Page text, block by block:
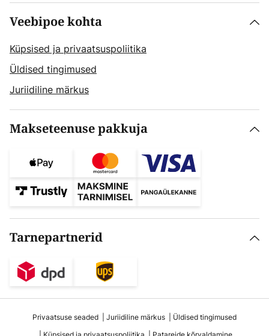
Veebipoe kohta
Küpsised ja privaatsuspoliitika
Üldised tingimused
Juriidiline märkus
Makseteenuse pakkuja
Tarnepartnerid
Privaatsuse seaded Juriidiline märkus
Üldised tingimused